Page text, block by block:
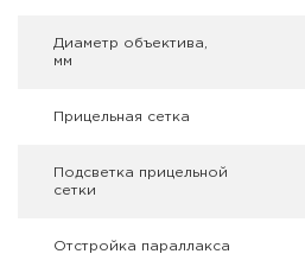
Холодная пристрелка
Оружейные шкафы и
Чехлы и кейсы
Диаметр объектива,
мм
Прицельная сетка
Подсветка прицельной
сетки
Отстройка параллакса